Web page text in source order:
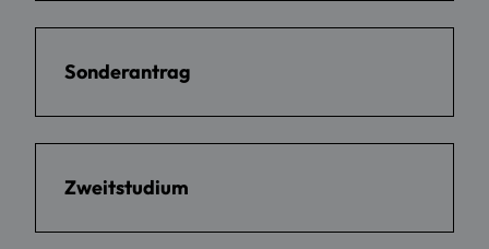
Sonderantrag
Zweitstudium